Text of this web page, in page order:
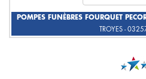
POMPES FUNÈBRES FOURQUET
TROYES -